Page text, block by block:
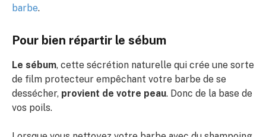
barbe.
Pour bien répartir le sébum
Le sébum, cette sécrétion naturelle qui crée une sorte
de film protecteur empêchant votre barbe de se
dessécher, provient de votre peau. Donc de la base de
vos poils.